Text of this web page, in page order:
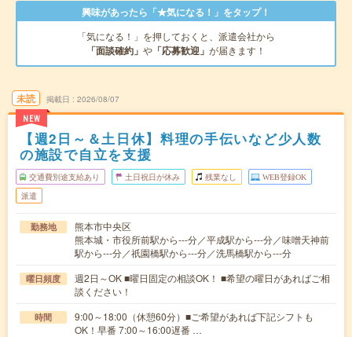
興味があったら「★気になる！」をタップ！
「気になる！」を押しておくと、派遣会社から
「面談確約」 や 「応募歓迎」 が届きます！
未読
NEW
掲載日 2026/08/07
【週2日～＆土日休】料理の手伝いなど少人数
の施設で自立を支援
交通費別途支給あり 土日祝日が休み 残業なし WEB登録OK
派遣
勤務地
熊本市中央区
熊本城・市役所前駅から---分／平成駅から---分／味噌天神前
駅から---分／祇園橋駅から---分／洗馬橋駅から---分
曜日頻度
週2日～OK ■曜日固定の相談OK！ ■希望の曜日があればご相
談ください！
時間
9:00～18:00（休憩60分）■ご希望があれば下記シフトも
OK！早番 7:00～16:00遅番 …